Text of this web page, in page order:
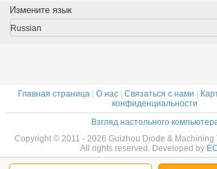
CNC
винта/вала
нержавеющей
болтами
подвергая
обработке
Измените язык
Russian
Главная страница | О нас | Связаться с нами |
конфиденциальности
Взгляд настольного
Copyright © 2011 - 2026 Guizhou Diode & Machining
All rights reserved. Developed by